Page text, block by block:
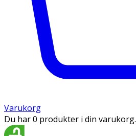
Varukorg
Du har 0 produkter i din varukorg.